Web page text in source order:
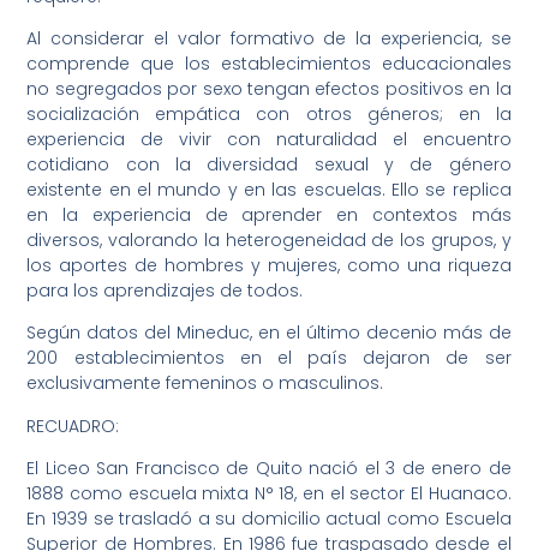
Al considerar el valor formativo de la experiencia, se
comprende que los establecimientos educacionales
no segregados por sexo tengan efectos positivos en la
socialización empática con otros géneros; en la
experiencia de vivir con naturalidad el encuentro
cotidiano con la diversidad sexual y de género
existente en el mundo y en las escuelas. Ello se replica
en la experiencia de aprender en contextos más
diversos, valorando la heterogeneidad de los grupos, y
los aportes de hombres y mujeres, como una riqueza
para los aprendizajes de todos.
Según datos del Mineduc, en el último decenio más de
200 establecimientos en el país dejaron de ser
exclusivamente femeninos o masculinos.
RECUADRO:
El Liceo San Francisco de Quito nació el 3 de enero de
1888 como escuela mixta N° 18, en el sector El Huanaco.
En 1939 se trasladó a su domicilio actual como Escuela
Superior de Hombres. En 1986 fue traspasado desde el